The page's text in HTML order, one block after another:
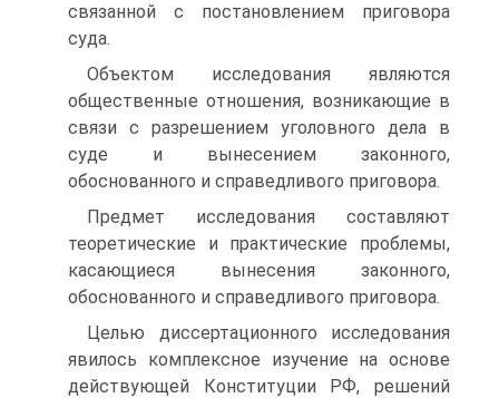
связанной с постановлением приговора
суда.
Объектом исследования являются
общественные отношения, возникающие в
связи с разрешением уголовного дела в
суде и вынесением законного,
обоснованного и справедливого приговора.
Предмет исследования составляют
теоретические и практические проблемы,
касающиеся вынесения законного,
обоснованного и справедливого приговора.
Целью диссертационного исследования
явилось комплексное изучение на основе
действующей Конституции РФ, решений